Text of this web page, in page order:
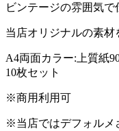
ビンテージの雰囲気で
当店オリジナルの素材
A4両面カラー:上質紙
10枚セット
※商用利用可
※当店ではデフォルメ